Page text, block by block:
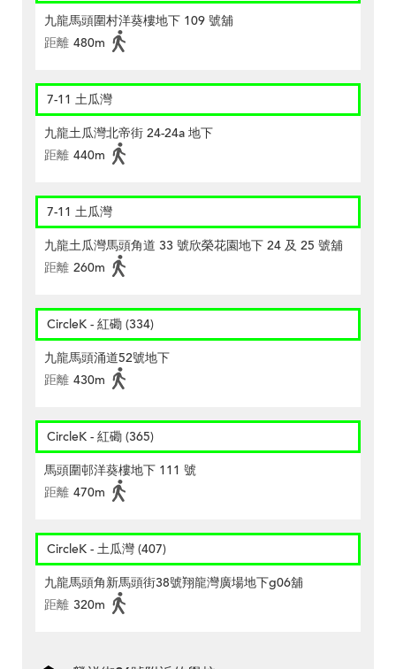
九龍馬頭圍村洋葵樓地下 109 號舖
距離 480m
7-11 土瓜灣
九龍土瓜灣北帝街 24-24a 地下
距離 440m
7-11 土瓜灣
九龍土瓜灣馬頭角道 33 號欣榮花園地下 24 及 25 號舖
距離 260m
CircleK - 紅磡 (334)
九龍馬頭涌道52號地下
距離 430m
CircleK - 紅磡 (365)
馬頭圍邨洋葵樓地下 111 號
距離 470m
CircleK - 土瓜灣 (407)
九龍馬頭角新馬頭街38號翔龍灣廣場地下g06舖
距離 320m